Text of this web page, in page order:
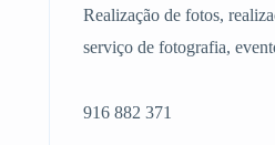
Realização de fotos,
serviço de fotografia,
916 882 371